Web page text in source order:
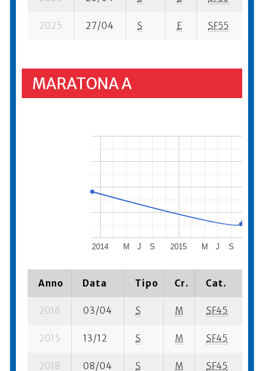
2025 27/04 S E SF55
MARATONA A
2014 2015
M J S M J S
Anno Data Tipo Cr. Cat.
2016 03/04 S M SF45
2015 13/12 S M SF45
2018 08/04 S M SF45